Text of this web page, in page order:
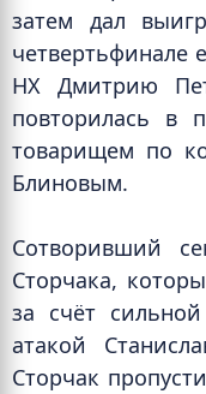
затем дал
четвертьфинале
НХ Дмитрию
повторилась в
товарищем по
Блиновым.
Сотворивший
Сторчака,
за счёт
атакой
Сторчак